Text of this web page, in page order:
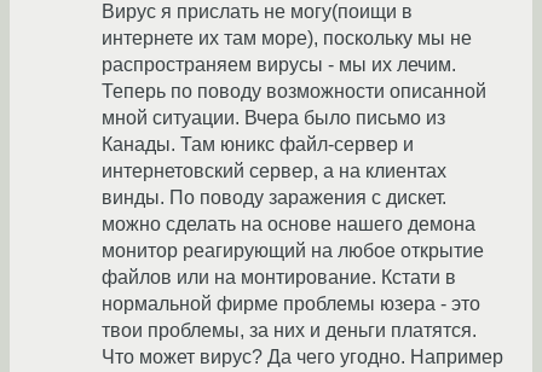
Вирус я прислать не могу(поищи в
интернете их там море), поскольку мы не
распространяем вирусы - мы их лечим.
Теперь по поводу возможности описанной
мной ситуации. Вчера было письмо из
Канады. Там юникс файл-сервер и
интернетовский сервер, а на клиентах
винды. По поводу заражения с дискет.
можно сделать на основе нашего демона
монитор реагирующий на любое открытие
файлов или на монтирование. Кстати в
нормальной фирме проблемы юзера - это
твои проблемы, за них и деньги платятся.
Что может вирус? Да чего угодно. Например